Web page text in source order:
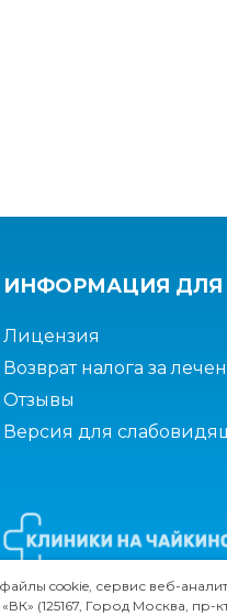
ИНФОРМАЦИЯ
Лицензия
Возврат налога за
Отзывы
Версия для
cookie, сервис веб-
(125167, Город Москва, пр-